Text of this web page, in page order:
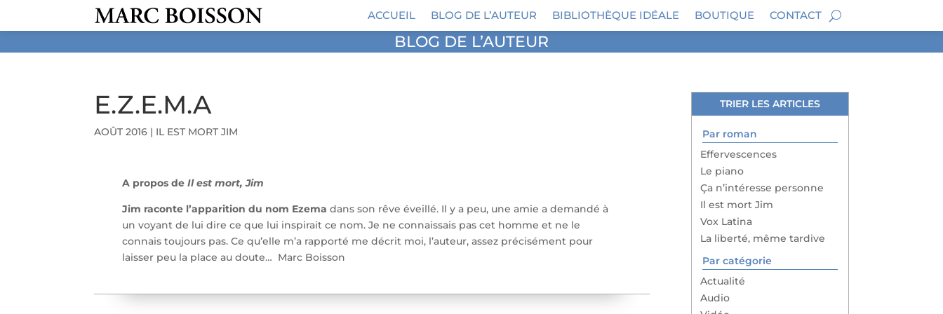
ACCUEIL BLOG DE L’AUTEUR BIBLIOTHÈQUE IDÉALE BOUTIQUE CONTACT
BLOG DE L’AUTEUR
E.Z.E.M.A
AOÛT 2016 | IL EST MORT JIM
A propos deIl est mort, Jim
Jim raconte l’apparition du nom Ezema dans son rêve éveillé. Il y a peu, une amie a demandé à
un voyant de lui dire ce que lui inspirait ce nom. Je ne connaissais pas cet homme et ne le
connais toujours pas. Ce qu’elle m’a rapporté me décrit moi, l’auteur, assez précisément pour
laisser peu la place au doute… Marc Boisson
TRIER LES ARTICLES
Par roman
Effervescences
Le piano
Ça n’intéresse personne
Il est mort Jim
Vox Latina
La liberté, même tardive
Par catégorie
Actualité
Audio